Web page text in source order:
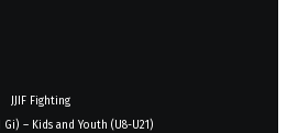
JJIF Fighting
Gi) – Kids and Youth (U8-U21)